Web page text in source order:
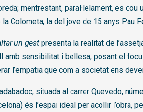
mentrestant, paral·lelament, es
la Colometa, la del jove de 15 anys Pau
un gest presenta la realitat de
amb sensibilitat i bellesa, posant el
l’empatia que com a societat ens
situada al carrer Quevedo,
és l’espai ideal per acollir l’obra,